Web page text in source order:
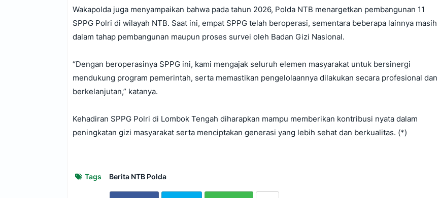
‎Wakapolda juga menyampaikan bahwa pada tahun 2026, Polda NTB menargetkan pembangunan 11
SPPG Polri di wilayah NTB. Saat ini, empat SPPG telah beroperasi, sementara beberapa lainnya masih
dalam tahap pembangunan maupun proses survei oleh Badan Gizi Nasional.
‎“Dengan beroperasinya SPPG ini, kami mengajak seluruh elemen masyarakat untuk bersinergi
mendukung program pemerintah, serta memastikan pengelolaannya dilakukan secara profesional dan
berkelanjutan,” katanya.
‎Kehadiran SPPG Polri di Lombok Tengah diharapkan mampu memberikan kontribusi nyata dalam
peningkatan gizi masyarakat serta menciptakan generasi yang lebih sehat dan berkualitas. (*)
Tags Berita NTB Polda